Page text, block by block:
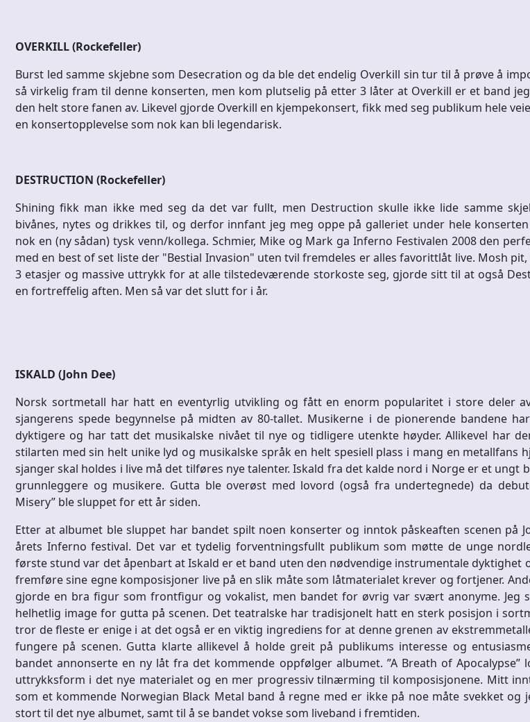
OVERKILL (Rockefeller)
Burst led samme skjebne som Desecration og da ble det endelig Overkill sin tur til å prøve å
så virkelig fram til denne konserten, men kom plutselig på etter 3 låter at Overkill er et band
den helt store fanen av. Likevel gjorde Overkill en kjempekonsert, fikk med seg publikum hele
en konsertopplevelse som nok kan bli legendarisk.
DESTRUCTION (Rockefeller)
Shining fikk man ikke med seg da det var fullt, men Destruction skulle ikke lide samme
bivånes, nytes og drikkes til, og derfor innfant jeg meg oppe på galleriet under hele
nok en (ny sådan) tysk venn/kollega. Schmier, Mike og Mark ga Inferno Festivalen 2008 den
med en best of set liste der "Bestial Invasion" uten tvil fremdeles er alles favorittlåt live. Mosh
3 etasjer og massive uttrykk for at alle tilstedeværende storkoste seg, gjorde sitt til at også
en fortreffelig aften. Men så var det slutt for i år.
ISKALD (John Dee)
Norsk sortmetall har hatt en eventyrlig utvikling og fått en enorm popularitet i store deler
sjangerens spede begynnelse på midten av 80-tallet. Musikerne i de pionerende bandene
dyktigere og har tatt det musikalske nivået til nye og tidligere utenkte høyder. Allikevel har
stilarten med sin helt unike lyd og musikalske språk en helt spesiell plass i mang en metallfans
sjanger skal holdes i live må det tilføres nye talenter. Iskald fra det kalde nord i Norge er et ungt
grunnleggere og musikere. Gutta ble overøst med lovord (også fra undertegnede) da
Misery” ble sluppet for ett år siden.
Etter at albumet ble sluppet har bandet spilt noen konserter og inntok påskeaften scenen på
årets Inferno festival. Det var et tydelig forventningsfullt publikum som møtte de unge
første stund var det åpenbart at Iskald er et band uten den nødvendige instrumentale dyktighet
fremføre sine egne komposisjoner live på en slik måte som låtmaterialet krever og fortjener.
gjorde en bra figur som frontfigur og vokalist, men bandet for øvrig var svært anonyme. Jeg
helhetlig image for gutta på scenen. Det teatralske har tradisjonelt hatt en sterk posisjon i
tror de fleste er enige i at det også er en viktig ingrediens for at denne grenen av
fungere på scenen. Gutta klarte allikevel å holde greit på publikums interesse og
bandet annonserte en ny låt fra det kommende oppfølger albumet. ”A Breath of Apocalypse”
uttrykksform i det nye materialet og en mer progressiv tilnærming til komposisjonene. Mitt
som et kommende Norwegian Black Metal band å regne med er ikke på noe måte svekket og
stort til det nye albumet, samt til å se bandet vokse som liveband i fremtiden.